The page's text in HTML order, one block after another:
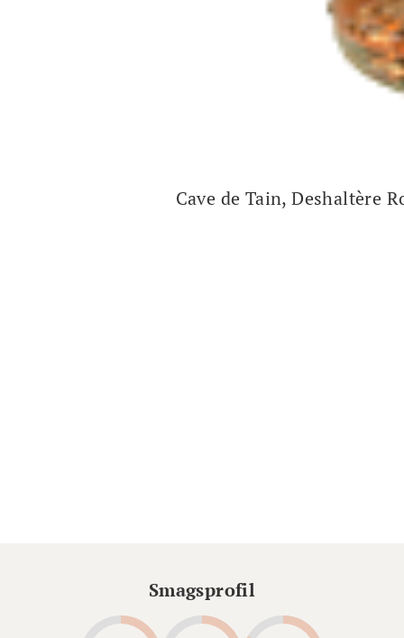
Cave de Tain, Deshaltère
Smagsprofil